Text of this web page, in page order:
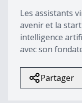
Les assistants
avenir et la
intelligence
avec son
Partager